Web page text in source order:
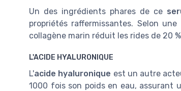
Un des ingrédients phares de ce
propriétés raffermissantes. Selon
collagène marin réduit les rides de 20
L'ACIDE HYALURONIQUE
L'acide hyaluronique est un autre
1000 fois son poids en eau,